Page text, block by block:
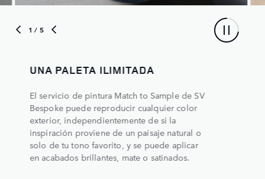
1 / 5
UNA PALETA ILIMITADA
El servicio de pintura Match to Sample de SV
Bespoke puede reproducir cualquier color
exterior, independientemente de si la
inspiración proviene de un paisaje natural o
solo de tu tono favorito, y se puede aplicar
en acabados brillantes, mate o satinados.